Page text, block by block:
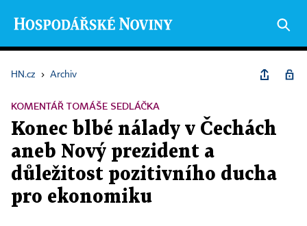
HN.cz › Archiv
KOMENTÁŘ TOMÁŠE SEDLÁČKA
Konec blbé nálady v Čechách
aneb Nový prezident a
důležitost pozitivního ducha
pro ekonomiku